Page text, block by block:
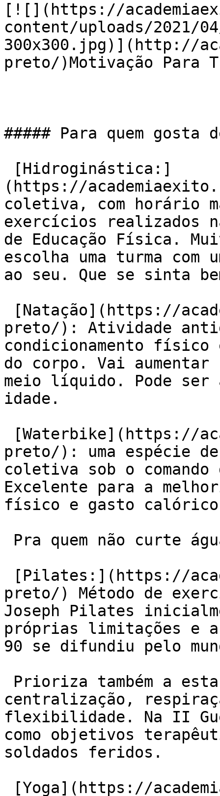
[![](https://
content/uploads/2021/
300x300.jpg)](http://
preto/)Motivação Para
##### Para quem gosta
(https://
coletiva, com horário
exercícios realizados
de Educação Física.
escolha uma turma com
ao seu. Que se sinta
preto/): Atividade
condicionamento físico
do corpo. Vai aumentar
meio líquido. Pode ser
idade.
preto/): uma espécie
coletiva sob o
Excelente para a
físico e gasto calórico
preto/) Método de
Joseph Pilates
próprias limitações e
90 se difundiu pelo
centralização,
flexibilidade. Na II
como objetivos
soldados feridos.